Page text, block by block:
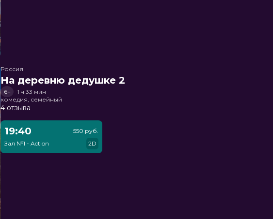
Россия
На деревню дедушке 2
6+
1 ч 33 мин
комедия, семейный
4 отзыва
19:40
Зал №1 - Action
550 руб.
2D